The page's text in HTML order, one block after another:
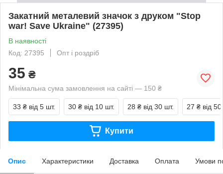
Закатний металевий значок з друком "Stop
war! Save Ukraine" (27395)
В наявності
Код: 27395
Опт і роздріб
35 ₴
Мінімальна сума замовлення на сайті — 150 ₴
33 ₴ від 5 шт. 30 ₴ від 10 шт. 28 ₴ від 30 шт. 27 ₴ від
Купити
Опис Характеристики Доставка Оплата Умови